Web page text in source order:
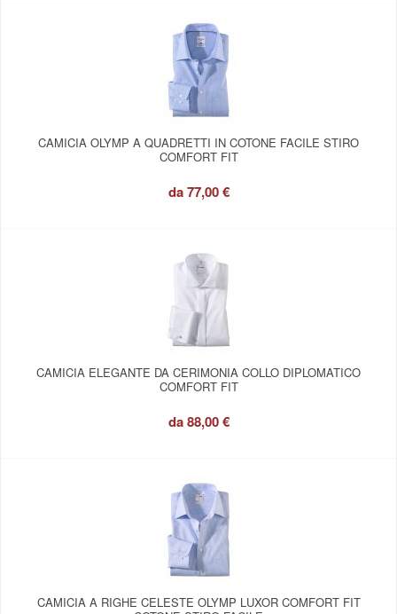
CAMICIA OLYMP A QUADRETTI IN COTONE FACILE STIRO
COMFORT FIT
da77,00 €
CAMICIA ELEGANTE DA CERIMONIA COLLO DIPLOMATICO
COMFORT FIT
da88,00 €
CAMICIA A RIGHE CELESTE OLYMP LUXOR COMFORT FIT